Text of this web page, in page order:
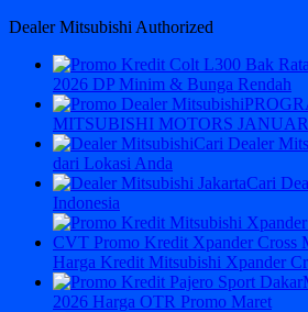
Dealer Mitsubishi Authorized
2026 DP Minim & Bunga Rendah
MITSUBISHI MOTORS
Cari Dealer
dari Lokasi Anda
Cari
Indonesia
Harga Kredit Mitsubishi Xpander
2026 Harga OTR Promo Maret